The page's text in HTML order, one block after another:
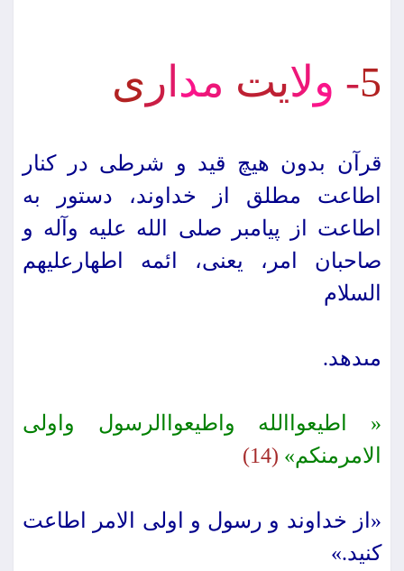
5
- ولیت مد ر ى
قرآن بدون هیچ قید و شرطى در كنار
اطاعت مطلق از خداوند، دستور به
اطاعت از پیامبر صلى الله علیه وآله و
صاحبان امر، یعنى، ائمه اطهارعلیهم
السلام
مى‏دهد.
« اطیعواالله واطیعواالرسول واولى
الامرمنكم‏» (14)
«از خداوند و رسول و اولی الامر اطاعت
كنید.»